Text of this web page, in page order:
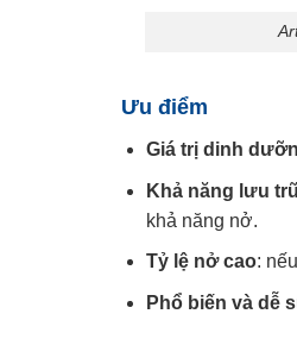
Ưu điểm
Giá trị dinh
Khả năng lưu
khả năng nở.
Tỷ lệ nở cao:
Phổ biến và dễ